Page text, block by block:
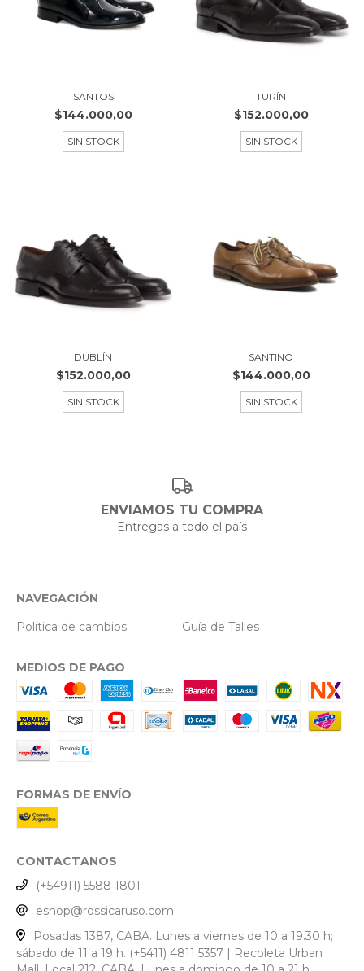
SANTOS
$144.000,00
SIN STOCK
TURÍN
$152.000,00
SIN STOCK
DUBLÍN
$152.000,00
SIN STOCK
SANTINO
$144.000,00
SIN STOCK
ENVIAMOS TU COMPRA
Entregas a todo el país
NAVEGACIÓN
Política de cambios
Guía de Talles
MEDIOS DE PAGO
FORMAS DE ENVÍO
CONTACTANOS
(+54911) 5588 1801
eshop@rossicaruso.com
Posadas 1387, CABA. Lunes a viernes de 10 a 19.30 h;
sábado de 11 a 19 h. (+5411) 4811 5357 | Recoleta Urban